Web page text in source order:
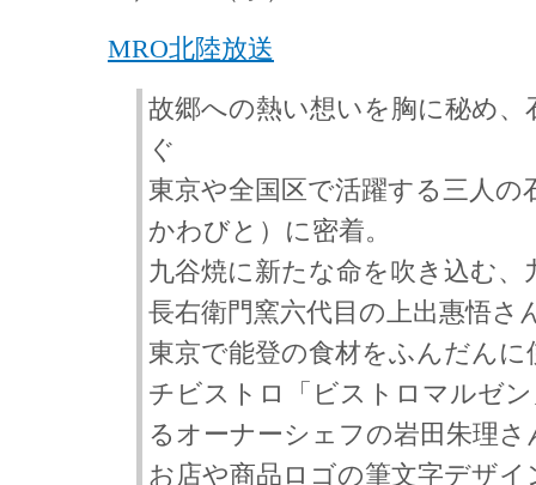
MRO北陸放送
故郷への熱い想いを胸に秘め、
ぐ
東京や全国区で活躍する三人の
かわびと）に密着。
九谷焼に新たな命を吹き込む、
長右衛門窯六代目の上出惠悟さ
東京で能登の食材をふんだん
チビストロ「ビストロマルゼ
るオーナーシェフの岩田朱理さ
お店や商品ロゴの筆文字デザイ